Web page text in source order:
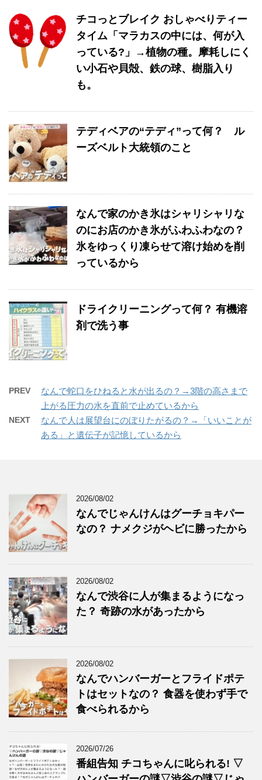
チコっとブレイク おしゃべりティー
タイム「マラカスの中には、何が入
っている?」→植物の種。摩耗しにく
い小石や貝殻、鉄の球、樹脂入り
も。
テディベアの“テディ”って何？ ル
ーズベルト大統領のこと
なんで家のかき氷はシャリシャリな
のにお店のかき氷がふわふわなの？
氷をゆっくり凍らせて溶け始めを削
っているから
ドライクリーニングって何？ 有機溶
剤で洗う事
PREV
なんで蛇口をひねると水が出るの？→3階の高さまで
上がる圧力の水を直前で止めているから
NEXT
なんで人は展望台にのぼりたがるの？→「いいことが
ある」と遺伝子が記憶しているから
2026/08/02
なんでじゃんけんはグーチョキパー
なの？ ナメクジがヘビに勝ったから
2026/08/02
なんで渋谷に人が集まるようになっ
た？ 奇跡の水があったから
2026/08/02
なんでハンバーガーとフライドポテ
トはセットなの？ 食器を使わず手で
食べられるから
2026/07/26
番組告知 チコちゃんに叱られる! ▽